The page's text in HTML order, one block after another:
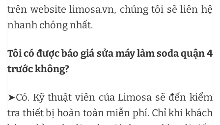
trên website limosa.vn, chúng tôi sẽ liên hệ
nhanh chóng nhất.
Tôi có được báo giá sửa máy làm soda quận 4
trước không?
➤Có. Kỹ thuật viên của Limosa sẽ đến kiểm
tra thiết bị hoàn toàn miễn phí. Chỉ khi khách